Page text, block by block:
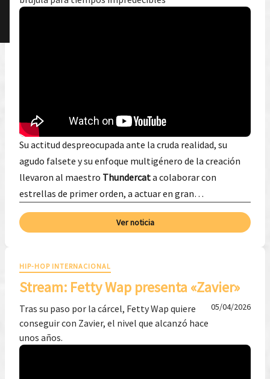
Su actitud despreocupada ante la cruda realidad, su
agudo falsete y su enfoque multigénero de la creación
llevaron al maestro Thundercata colaborar con
estrellas de primer orden, a actuar en gran…
Ver noticia
HIP-HOP INTERNACIONAL
Stream: Fetty Wap presenta «Zavier»
Tras su paso por la cárcel, Fetty Wap quiere
conseguir con Zavier, el nivel que alcanzó hace
unos años.
05/04/2026